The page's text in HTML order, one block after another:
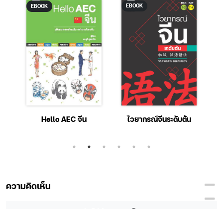
EBOOK
Hello AEC จีน
EBOOK
ไวยากรณ์จีนระดับต้น
ความคิดเห็น